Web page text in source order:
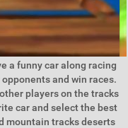
a funny car along racing
and win races.
players on the tracks
car and select the best
mountain tracks deserts